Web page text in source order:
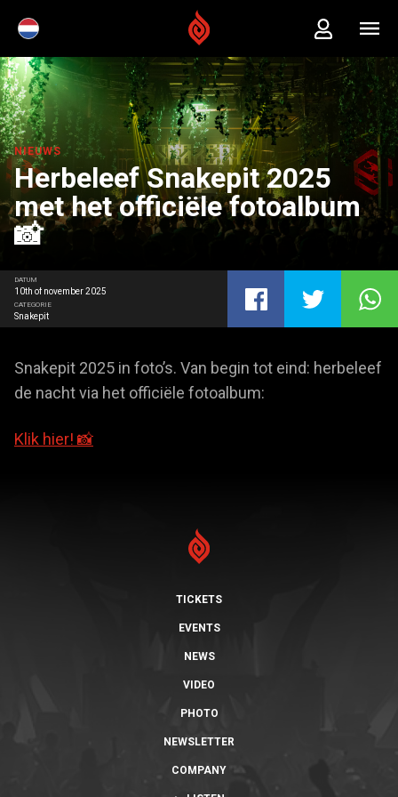
NIEUWS
Herbeleef Snakepit 2025
met het officiële fotoalbum
📸
DATUM
10th of november 2025
CATEGORIE
Snakepit
Snakepit 2025 in foto’s. Van begin tot eind: herbeleef
de nacht via het officiële fotoalbum:
Klik hier! 📸
TICKETS
EVENTS
NEWS
VIDEO
PHOTO
NEWSLETTER
COMPANY